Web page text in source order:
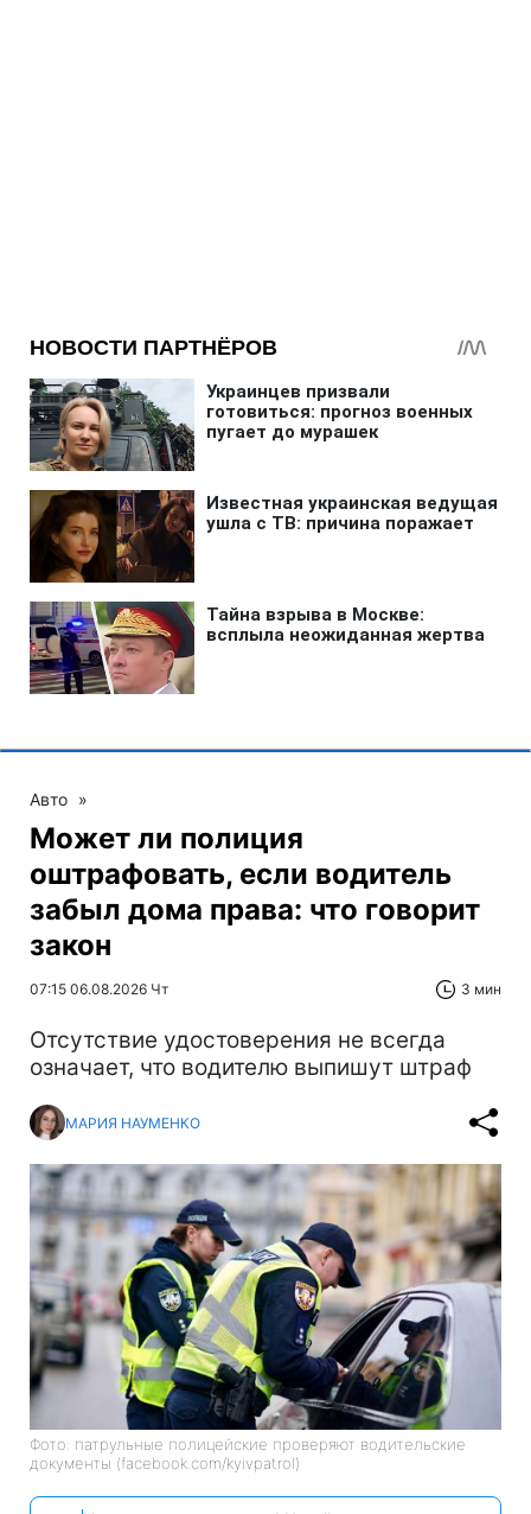
Авто »
Может ли полиция
оштрафовать, если водитель
забыл дома права: что говорит
закон
07:15 06.08.2026 Чт 3 мин
Отсутствие удостоверения не всегда
означает, что водителю выпишут штраф
МАРИЯ НАУМЕНКО
Фото: патрульные полицейские проверяют водительские
документы (facebook.com/kyivpatrol)